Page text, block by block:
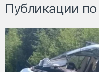
Публикации